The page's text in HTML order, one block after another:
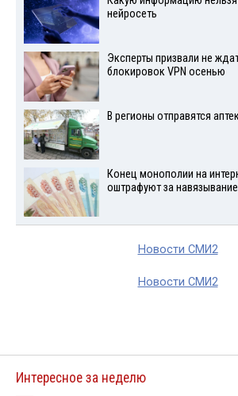
нейросеть
Эксперты призвали не
блокировок VPN осенью
В регионы отправятся
Конец монополии на
оштрафуют за
Новости СМИ2
Новости СМИ2
Интересное за неделю